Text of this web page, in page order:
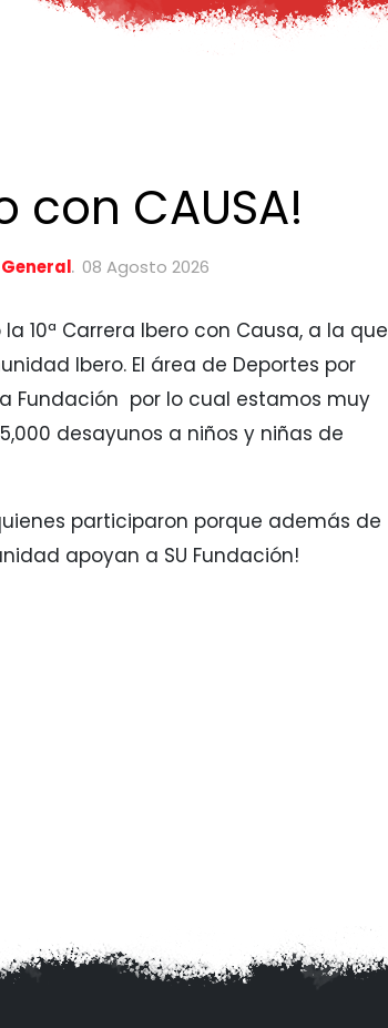
con CAUSA!
General 08 Agosto 2026
10ª Carrera Ibero con Causa, a la que
Ibero. El área de Deportes por
Fundación por lo cual estamos muy
desayunos a niños y niñas de
participaron porque además de
apoyan a SU Fundación!